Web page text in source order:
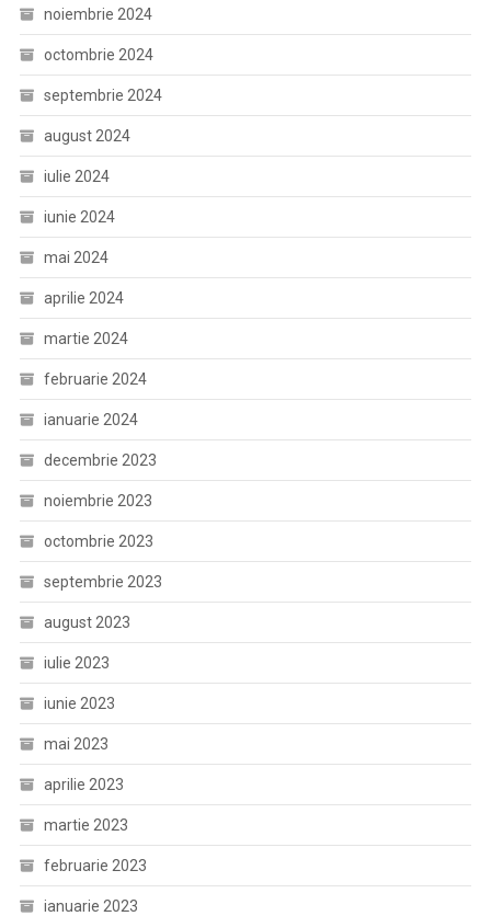
noiembrie 2024
octombrie 2024
septembrie 2024
august 2024
iulie 2024
iunie 2024
mai 2024
aprilie 2024
martie 2024
februarie 2024
ianuarie 2024
decembrie 2023
noiembrie 2023
octombrie 2023
septembrie 2023
august 2023
iulie 2023
iunie 2023
mai 2023
aprilie 2023
martie 2023
februarie 2023
ianuarie 2023